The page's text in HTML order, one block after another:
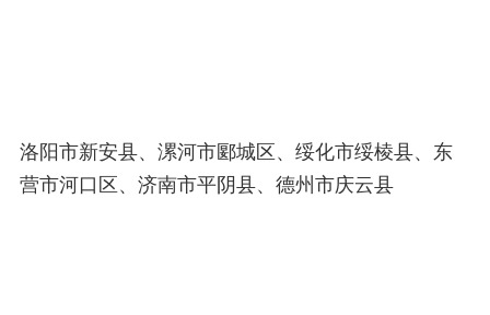
洛阳市新安县、漯河市郾城区、绥化市绥棱县、东
营市河口区、济南市平阴县、德州市庆云县